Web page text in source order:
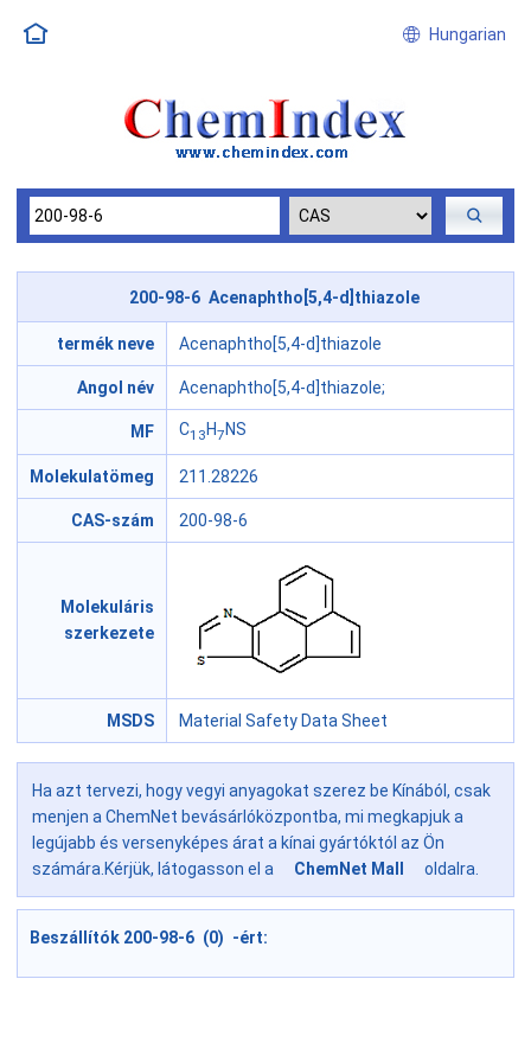
Hungarian
200-98-6 Acenaphtho[5,4-d]thiazole
termék neve Acenaphtho[5,4-d]thiazole
Angol név Acenaphtho[5,4-d]thiazole;
MF C13 H7 NS
Molekulatömeg 211.28226
CAS-szám 200-98-6
Molekuláris
szerkezete
MSDS Material Safety Data Sheet
Ha azt tervezi, hogy vegyi anyagokat szerez be Kínából, csak
menjen a ChemNet bevásárlóközpontba, mi megkapjuk a
legújabb és versenyképes árat a kínai gyártóktól az Ön
számára.Kérjük, látogasson el a
ChemNet Mall oldalra.
Beszállítók 200-98-6 (0) -ért: